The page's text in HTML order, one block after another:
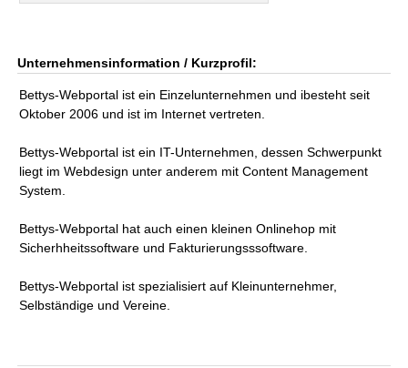
Unternehmensinformation / Kurzprofil:
Bettys-Webportal ist ein Einzelunternehmen und ibesteht seit
Oktober 2006 und ist im Internet vertreten.
Bettys-Webportal ist ein IT-Unternehmen, dessen Schwerpunkt
liegt im Webdesign unter anderem mit Content Management
System.
Bettys-Webportal hat auch einen kleinen Onlinehop mit
Sicherhheitssoftware und Fakturierungsssoftware.
Bettys-Webportal ist spezialisiert auf Kleinunternehmer,
Selbständige und Vereine.